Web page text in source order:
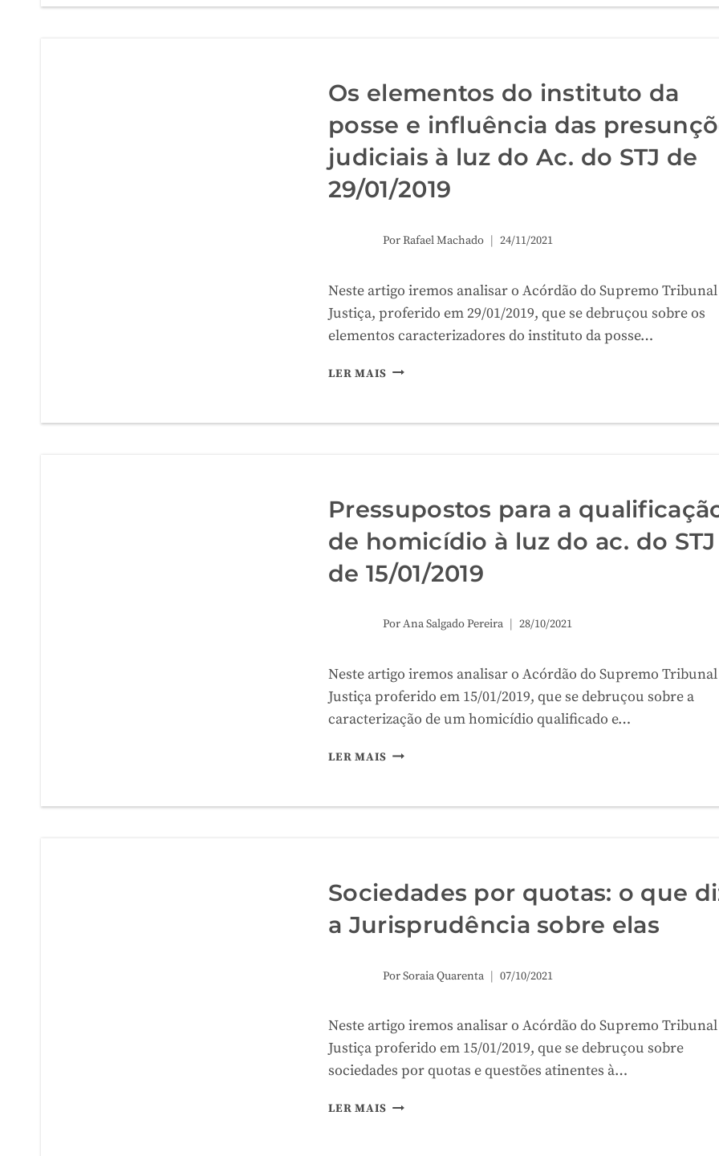
VIVER
ATAQUES
INFORMÁTICOS?
SERÁ
ESTA
UMA
ERA
DO
Os elementos do instituto da
posse e influência das
judiciais à luz do Ac. do STJ de
29/01/2019
PorRafael Machado 24/11/2021
Neste artigo iremos analisar o Acórdão do Supremo
Justiça, proferido em 29/01/2019, que se debruçou sobre os
elementos caracterizadores do instituto da posse…
LER MAIS OS
INSTITUTO
DAS
PRESUNÇÕES
JUDICIAIS
À
AC.
DE
29/01/2019
Pressupostos para a
de homicídio à luz do ac. do STJ
de 15/01/2019
PorAna Salgado Pereira 28/10/2021
Neste artigo iremos analisar o Acórdão do Supremo
Justiça proferido em 15/01/2019, que se debruçou sobre a
caracterização de um homicídio qualificado e…
LER MAIS PRESSUPOSTOS
QUALIFICAÇÃO
LUZ
DO
AC.
DO
DE
Sociedades por quotas: o que
a Jurisprudência sobre elas
PorSoraia Quarenta 07/10/2021
Neste artigo iremos analisar o Acórdão do Supremo
Justiça proferido em 15/01/2019, que se debruçou sobre
sociedades por quotas e questões atinentes à…
LER MAIS SOCIEDADES